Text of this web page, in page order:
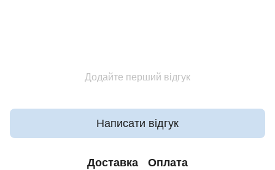
Додайте перший відгук
Написати відгук
Доставка Оплата